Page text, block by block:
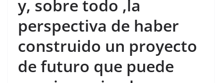
y, sobre todo ,la
perspectiva de haber
construido un proyecto
de futuro que puede